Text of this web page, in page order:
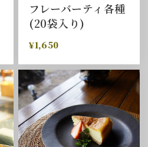
フレーバーティ各種
(20袋入り)
¥1,650